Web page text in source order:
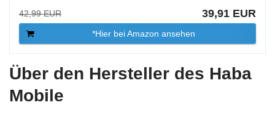
42,99 EUR 39,91 EUR
*Hier bei Amazon ansehen
Über den Hersteller des Haba
Mobile